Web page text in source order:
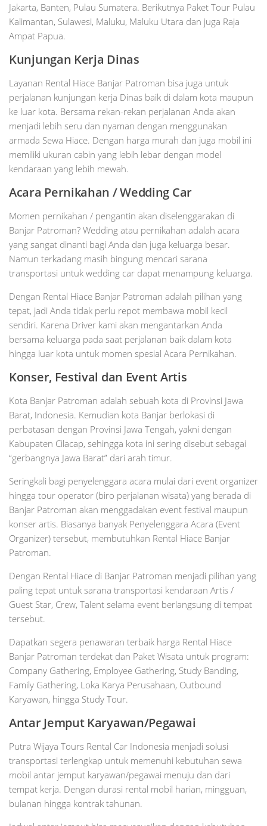
Jakarta, Banten, Pulau Sumatera. Berikutnya Paket Tour Pulau
Kalimantan, Sulawesi, Maluku, Maluku Utara dan juga Raja
Ampat Papua.
Kunjungan Kerja Dinas
Layanan Rental Hiace Banjar Patroman bisa juga untuk
perjalanan kunjungan kerja Dinas baik di dalam kota maupun
ke luar kota. Bersama rekan-rekan perjalanan Anda akan
menjadi lebih seru dan nyaman dengan menggunakan
armada Sewa Hiace. Dengan harga murah dan juga mobil ini
memiliki ukuran cabin yang lebih lebar dengan model
kendaraan yang lebih mewah.
Acara Pernikahan / Wedding Car
Momen pernikahan / pengantin akan diselenggarakan di
Banjar Patroman? Wedding atau pernikahan adalah acara
yang sangat dinanti bagi Anda dan juga keluarga besar.
Namun terkadang masih bingung mencari sarana
transportasi untuk wedding car dapat menampung keluarga.
Dengan Rental Hiace Banjar Patroman adalah pilihan yang
tepat, jadi Anda tidak perlu repot membawa mobil kecil
sendiri. Karena Driver kami akan mengantarkan Anda
bersama keluarga pada saat perjalanan baik dalam kota
hingga luar kota untuk momen spesial Acara Pernikahan.
Konser, Festival dan Event Artis
Kota Banjar Patroman adalah sebuah kota di Provinsi Jawa
Barat, Indonesia. Kemudian kota Banjar berlokasi di
perbatasan dengan Provinsi Jawa Tengah, yakni dengan
Kabupaten Cilacap, sehingga kota ini sering disebut sebagai
“gerbangnya Jawa Barat” dari arah timur.
Seringkali bagi penyelenggara acara mulai dari event organizer
hingga tour operator (biro perjalanan wisata) yang berada di
Banjar Patroman akan menggadakan event festival maupun
konser artis. Biasanya banyak Penyelenggara Acara (Event
Organizer) tersebut, membutuhkan Rental Hiace Banjar
Patroman.
Dengan Rental Hiace di Banjar Patroman menjadi pilihan yang
paling tepat untuk sarana transportasi kendaraan Artis /
Guest Star, Crew, Talent selama event berlangsung di tempat
tersebut.
Dapatkan segera penawaran terbaik harga Rental Hiace
Banjar Patroman terdekat dan Paket Wisata untuk program:
Company Gathering, Employee Gathering, Study Banding,
Family Gathering, Loka Karya Perusahaan, Outbound
Karyawan, hingga Study Tour.
Antar Jemput Karyawan/Pegawai
Putra Wijaya Tours Rental Car Indonesia menjadi solusi
transportasi terlengkap untuk memenuhi kebutuhan sewa
mobil antar jemput karyawan/pegawai menuju dan dari
tempat kerja. Dengan durasi rental mobil harian, mingguan,
bulanan hingga kontrak tahunan.